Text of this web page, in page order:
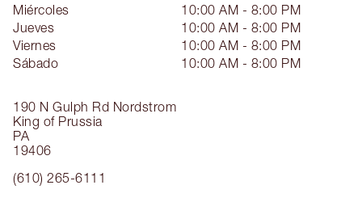
190 N Gulph Rd Nordstrom
King of Prussia
PA
19406
(610) 265-6111
Miércoles
10:00 AM - 8:00 PM
Jueves
10:00 AM - 8:00 PM
Viernes
10:00 AM - 8:00 PM
Sábado
10:00 AM - 8:00 PM